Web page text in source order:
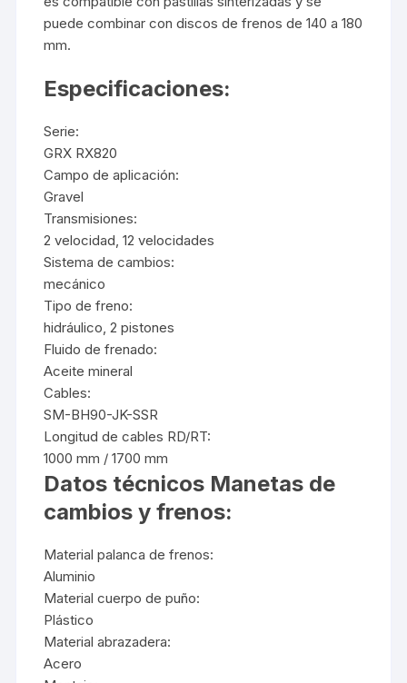
puede combinar con discos de frenos de 140 a 180
mm.
Especificaciones:
Serie:
GRX RX820
Campo de aplicación:
Gravel
Transmisiones:
2 velocidad, 12 velocidades
Sistema de cambios:
mecánico
Tipo de freno:
hidráulico, 2 pistones
Fluido de frenado:
Aceite mineral
Cables:
SM-BH90-JK-SSR
Longitud de cables RD/RT:
1000 mm / 1700 mm
Datos técnicos Manetas de
cambios y frenos:
Material palanca de frenos:
Aluminio
Material cuerpo de puño:
Plástico
Material abrazadera:
Acero